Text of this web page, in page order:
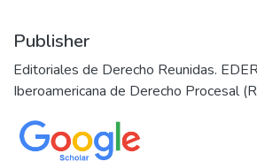
Publisher
Editoriales de Derecho Reunidas.
Iberoamericana de Derecho Procesal